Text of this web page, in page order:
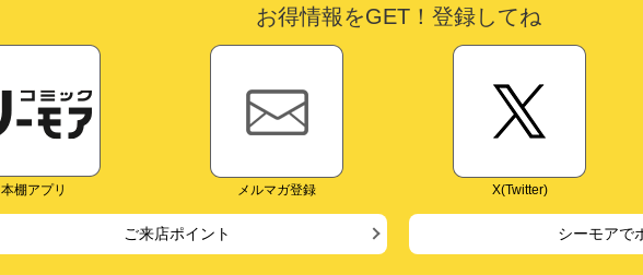
お得情報をGET！登録してね
本棚アプリ メルマガ登録 X(Twitter)
ご来店ポイント シーモアで